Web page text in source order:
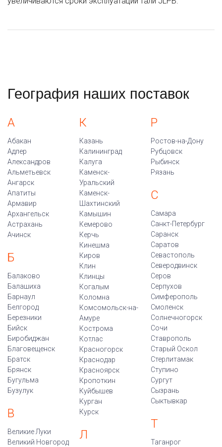
География наших поставок
А
Абакан
Адлер
Александров
Альметьевск
Ангарск
Апатиты
Армавир
Архангельск
Астрахань
Ачинск
Б
Балаково
Балашиха
Барнаул
Белгород
Березники
Бийск
Биробиджан
Благовещенск
Братск
Брянск
Бугульма
Бузулук
В
Великие Луки
Великий Новгород
К
Казань
Калининград
Калуга
Каменск-
Уральский
Каменск-
Шахтинский
Камышин
Кемерово
Керчь
Кинешма
Киров
Клин
Клинцы
Когалым
Коломна
Комсомольск-на-
Амуре
Кострома
Котлас
Красногорск
Краснодар
Красноярск
Кропоткин
Куйбышев
Курган
Курск
Л
Р
Ростов-на-Дону
Рубцовск
Рыбинск
Рязань
С
Самара
Санкт-Петербург
Саранск
Саратов
Севастополь
Северодвинск
Серов
Серпухов
Симферополь
Смоленск
Солнечногорск
Сочи
Ставрополь
Старый Оскол
Стерлитамак
Ступино
Сургут
Сызрань
Сыктывкар
Т
Таганрог